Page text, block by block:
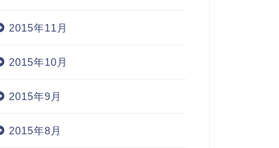
2015年11月
2015年10月
2015年9月
2015年8月